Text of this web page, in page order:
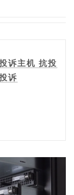
诉主机 抗投
诉